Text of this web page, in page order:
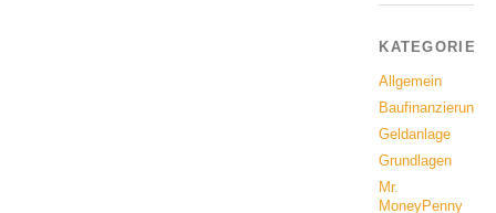
KATEGORIEN
Allgemein
Baufinanzierung
Geldanlage
Grundlagen
Mr.
MoneyPenny